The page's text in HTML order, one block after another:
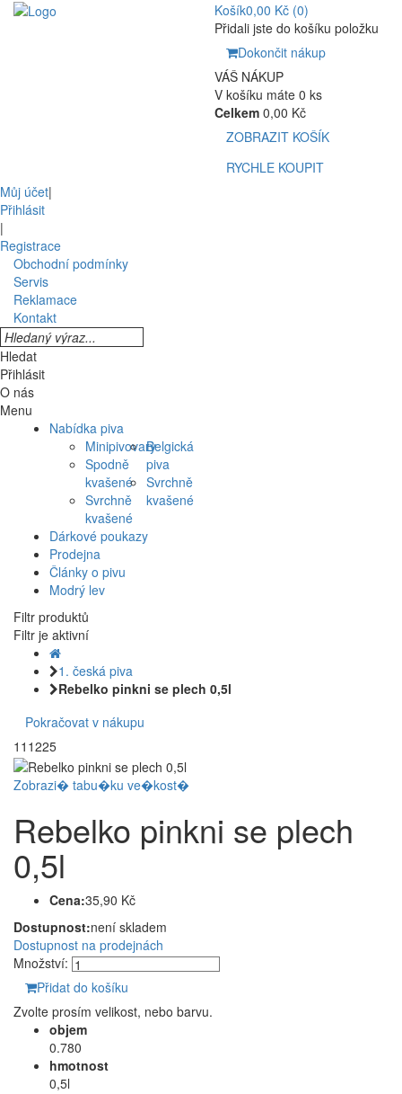
Košík0,00 Kč (0)
Přidali jste do košíku položku
Dokončit nákup
VÁŠ NÁKUP
V košíku máte 0 ks
Celkem 0,00 Kč
ZOBRAZIT KOŠÍK
RYCHLE KOUPIT
Můj účet|
Přihlásit
|
Registrace
Obchodní podmínky
Servis
Reklamace
Kontakt
Hledat
Přihlásit
O nás
Menu
Nabídka piva
Minipivovary
Spodně
kvašené
Svrchně
kvašené
Belgická
piva
Svrchně
kvašené
Dárkové poukazy
Prodejna
Články o pivu
Modrý lev
Filtr produktů
Filtr je aktivní
1. česká piva
Rebelko pinkni se plech 0,5l
Pokračovat v nákupu
111225
Zobrazi� tabu�ku ve�kost�
Rebelko pinkni se plech
0,5l
Cena:35,90 Kč
Dostupnost:není skladem
Dostupnost na prodejnách
Množství:
Přidat do košíku
Zvolte prosím velikost, nebo barvu.
objem
0.780
hmotnost
0,5l